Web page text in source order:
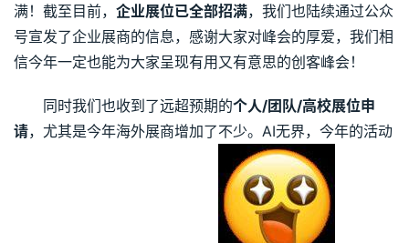
满！截至目前， 企业展位已全部招满，我们也陆续通过公众
号宣发了企业展商的信息，感谢大家对峰会的厚爱，我们相
信今年一定也能为大家呈现有用又有意思的创客峰会！
同时我们也收到了远超预期的个人/团队/高校展位申
请，尤其是今年海外展商增加了不少。AI无界，今年的活动